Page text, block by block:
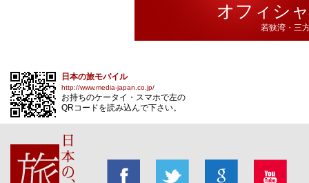
オフィシ
若狭湾・三
日本の旅モバイル
http://www.media-japan.co.jp/
お持ちのケータイ・スマホで左の
QRコードを読み込んで下さい。